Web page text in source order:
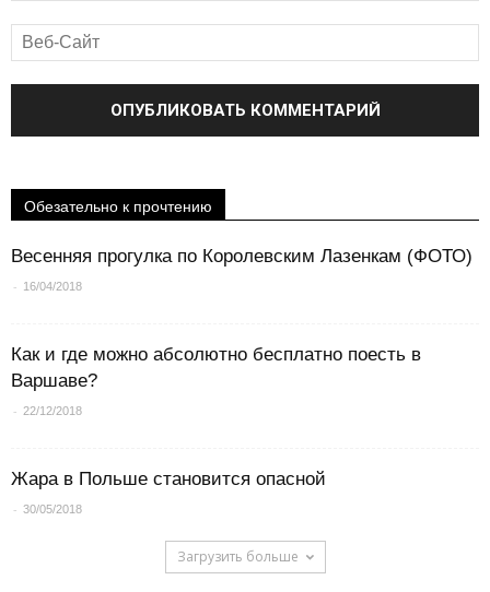
Обезательно к прочтению
Весенняя прогулка по Королевским Лазенкам (ФОТО)
- 16/04/2018
Как и где можно абсолютно бесплатно поесть в
Варшаве?
- 22/12/2018
Жара в Польше становится опасной
- 30/05/2018
Загрузить больше